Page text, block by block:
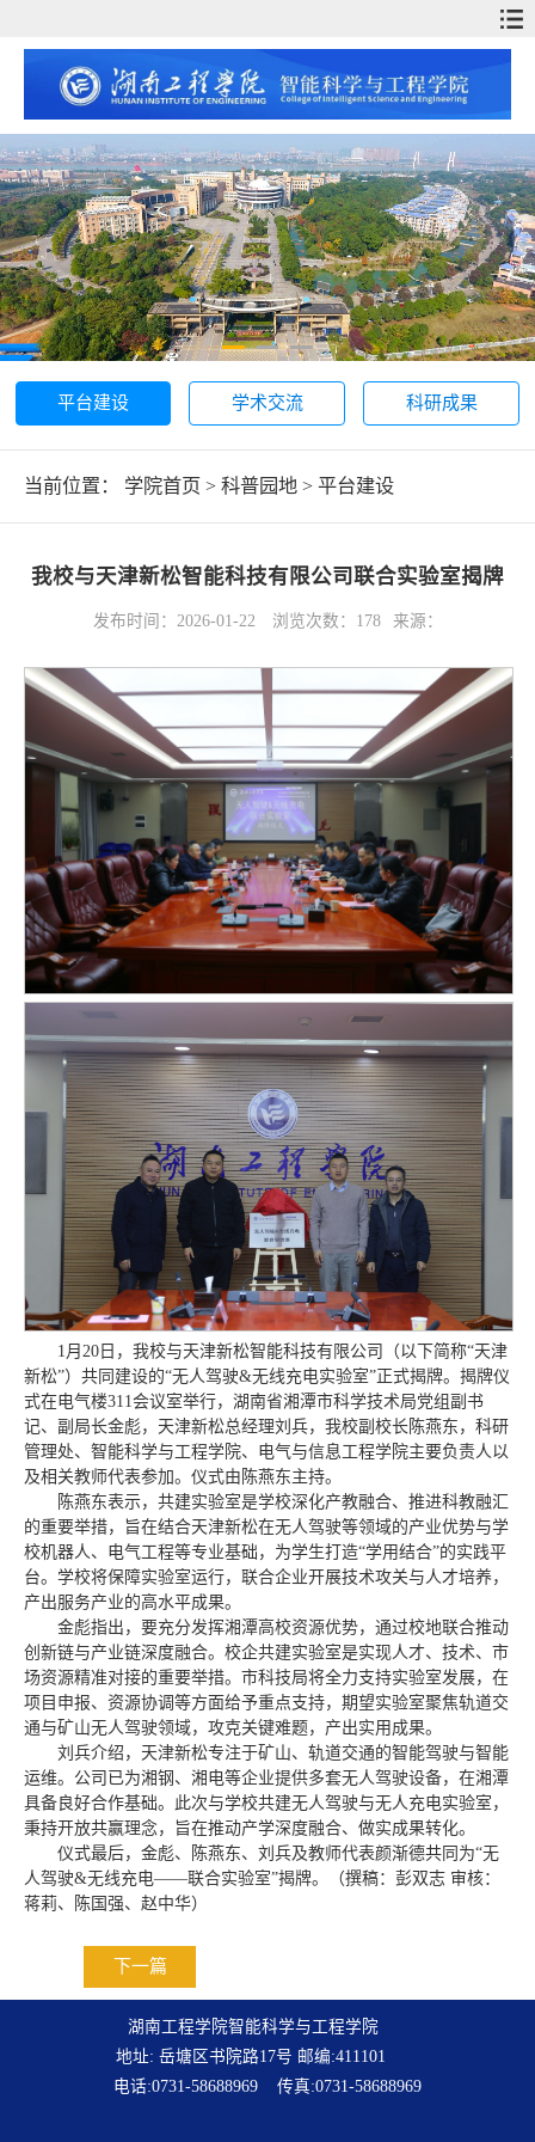
平台建设 学术交流 科研成果
当前位置： 学院首页 > 科普园地 > 平台建设
我校与天津新松智能科技有限公司联合实验室揭牌
发布时间：2026-01-22 浏览次数： 178 来源：
1月20日，我校与天津新松智能科技有限公司（以下简称“天津
新松”）共同建设的“无人驾驶&无线充电实验室”正式揭牌。揭牌仪
式在电气楼311会议室举行，湖南省湘潭市科学技术局党组副书
记、副局长金彪，天津新松总经理刘兵，我校副校长陈燕东，科研
管理处、智能科学与工程学院、电气与信息工程学院主要负责人以
及相关教师代表参加。仪式由陈燕东主持。
陈燕东表示，共建实验室是学校深化产教融合、推进科教融汇
的重要举措，旨在结合天津新松在无人驾驶等领域的产业优势与学
校机器人、电气工程等专业基础，为学生打造“学用结合”的实践平
台。学校将保障实验室运行，联合企业开展技术攻关与人才培养，
产出服务产业的高水平成果。
金彪指出，要充分发挥湘潭高校资源优势，通过校地联合推动
创新链与产业链深度融合。校企共建实验室是实现人才、技术、市
场资源精准对接的重要举措。市科技局将全力支持实验室发展，在
项目申报、资源协调等方面给予重点支持，期望实验室聚焦轨道交
通与矿山无人驾驶领域，攻克关键难题，产出实用成果。
刘兵介绍，天津新松专注于矿山、轨道交通的智能驾驶与智能
运维。公司已为湘钢、湘电等企业提供多套无人驾驶设备，在湘潭
具备良好合作基础。此次与学校共建无人驾驶与无人充电实验室，
秉持开放共赢理念，旨在推动产学深度融合、做实成果转化。
仪式最后，金彪、陈燕东、刘兵及教师代表颜渐德共同为“无
人驾驶&无线充电——联合实验室”揭牌。（撰稿：彭双志 审核：
蒋莉、陈国强、赵中华）
下一篇
湖南工程学院智能科学与工程学院
地址: 岳塘区书院路17号 邮编:411101
电话:0731-58688969 传真:0731-58688969